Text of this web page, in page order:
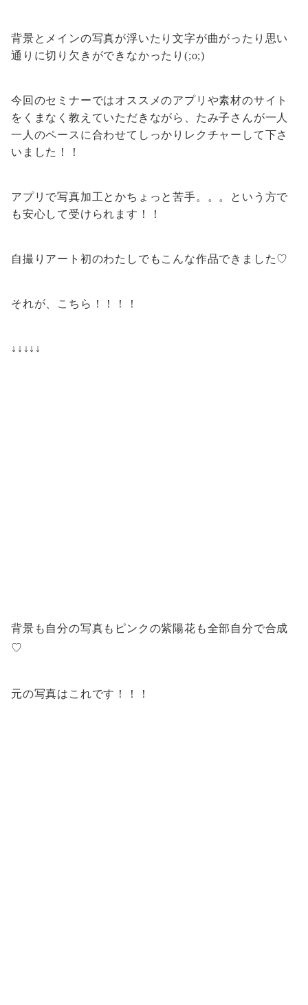
背景とメインの写真が浮いたり文字が曲がったり思い
通りに切り欠きができなかったり(;o;)
今回のセミナーではオススメのアプリや素材のサイト
をくまなく教えていただきながら、たみ子さんが一人
一人のペースに合わせてしっかりレクチャーして下さ
いました！！
アプリで写真加工とかちょっと苦手。。。という方で
も安心して受けられます！！
自撮りアート初のわたしでもこんな作品できました♡
それが、こちら！！！！
↓↓↓↓↓
背景も自分の写真もピンクの紫陽花も全部自分で合成
♡
元の写真はこれです！！！